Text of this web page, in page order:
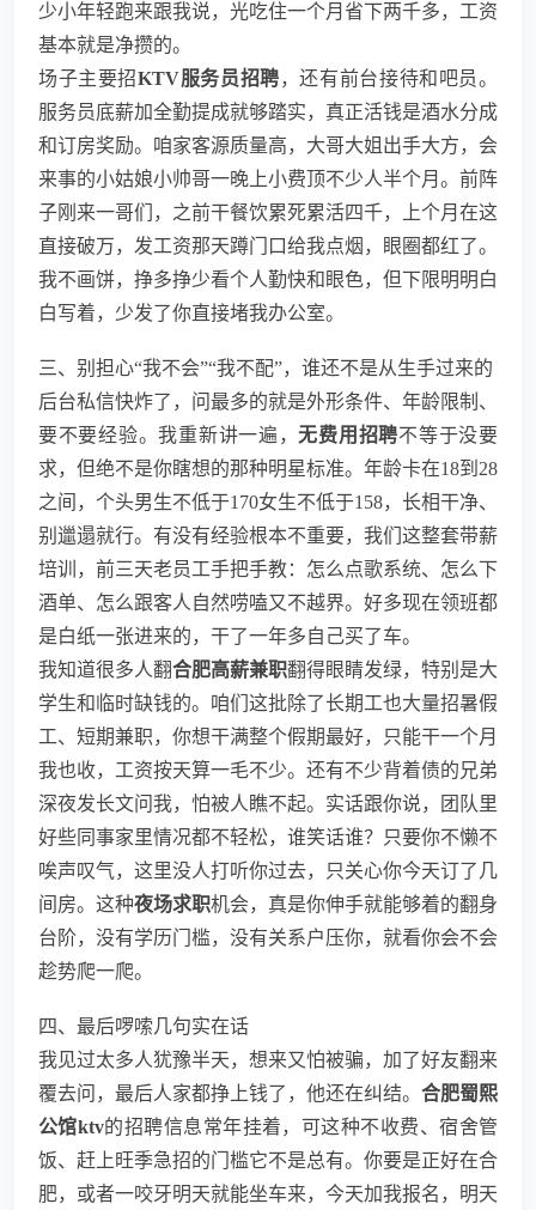
少小年轻跑来跟我说，光吃住一个月省下两千多，工资
基本就是净攒的。
场子主要招KTV服务员招聘，还有前台接待和吧员。
服务员底薪加全勤提成就够踏实，真正活钱是酒水分成
和订房奖励。咱家客源质量高，大哥大姐出手大方，会
来事的小姑娘小帅哥一晚上小费顶不少人半个月。前阵
子刚来一哥们，之前干餐饮累死累活四千，上个月在这
直接破万，发工资那天蹲门口给我点烟，眼圈都红了。
我不画饼，挣多挣少看个人勤快和眼色，但下限明明白
白写着，少发了你直接堵我办公室。
三、别担心“我不会”“我不配”，谁还不是从生手过来的
后台私信快炸了，问最多的就是外形条件、年龄限制、
要不要经验。我重新讲一遍，无费用招聘不等于没要
求，但绝不是你瞎想的那种明星标准。年龄卡在18到28
之间，个头男生不低于170女生不低于158，长相干净、
别邋遢就行。有没有经验根本不重要，我们这整套带薪
培训，前三天老员工手把手教：怎么点歌系统、怎么下
酒单、怎么跟客人自然唠嗑又不越界。好多现在领班都
是白纸一张进来的，干了一年多自己买了车。
我知道很多人翻合肥高薪兼职翻得眼睛发绿，特别是大
学生和临时缺钱的。咱们这批除了长期工也大量招暑假
工、短期兼职，你想干满整个假期最好，只能干一个月
我也收，工资按天算一毛不少。还有不少背着债的兄弟
深夜发长文问我，怕被人瞧不起。实话跟你说，团队里
好些同事家里情况都不轻松，谁笑话谁？只要你不懒不
唉声叹气，这里没人打听你过去，只关心你今天订了几
间房。这种夜场求职机会，真是你伸手就能够着的翻身
台阶，没有学历门槛，没有关系户压你，就看你会不会
趁势爬一爬。
四、最后啰嗦几句实在话
我见过太多人犹豫半天，想来又怕被骗，加了好友翻来
覆去问，最后人家都挣上钱了，他还在纠结。 合肥蜀熙
公馆ktv的招聘信息常年挂着，可这种不收费、宿舍管
饭、赶上旺季急招的门槛它不是总有。你要是正好在合
肥，或者一咬牙明天就能坐车来，今天加我报名，明天